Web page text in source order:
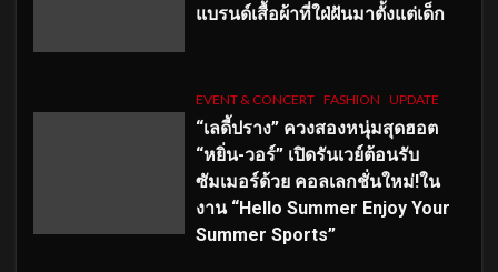
แบรนด์เสื้อผ้าที่ใฝ่ฝันมาตั้งแต่เด็ก
EVENT & CONCERT FASHION UPDATE
“เลดี้ปราง” ควงสองหนุ่มสุดฮอต
“หยิ่น-วอร์” เปิดรันเวย์ต้อนรับ
ซัมเมอร์ด้วย คอลเลกชั่นใหม่!ใน
งาน “Hello Summer Enjoy Your
Summer Sports”